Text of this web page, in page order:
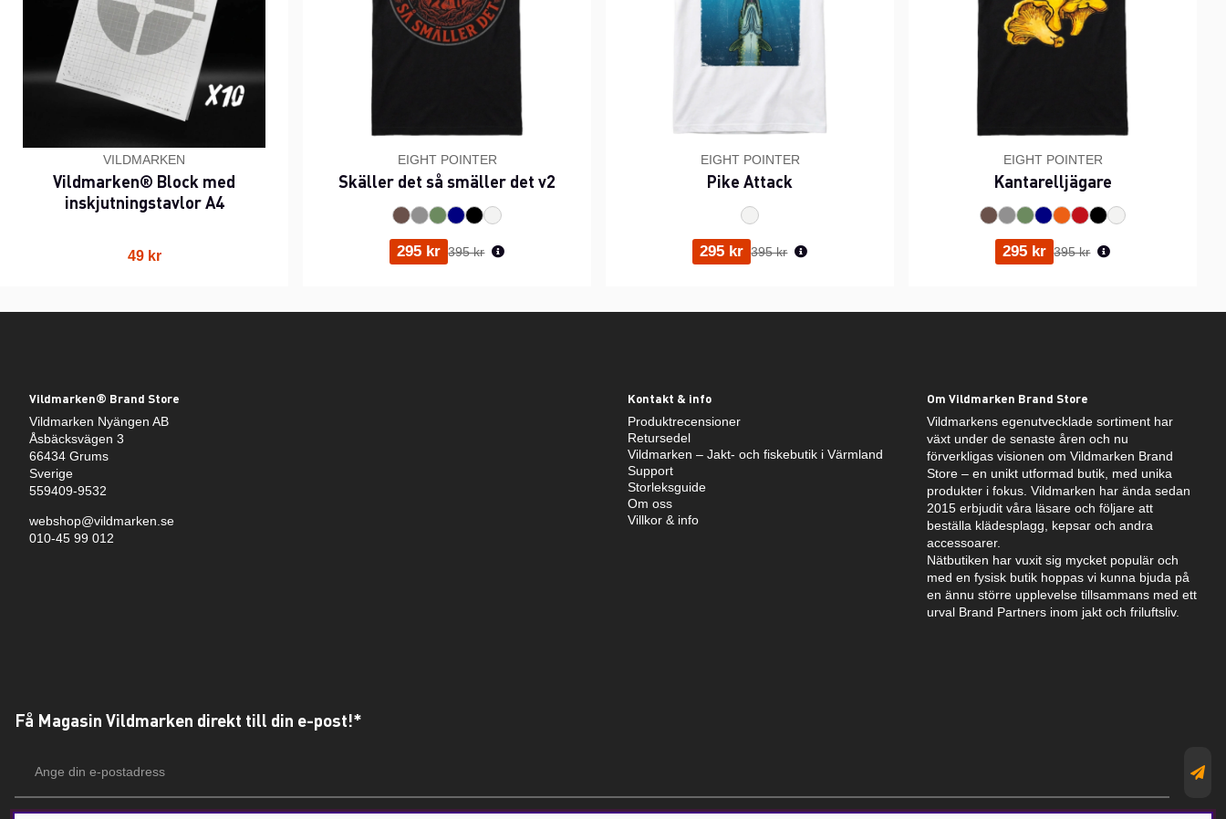
VILDMARKEN
Vildmarken® Block med
inskjutningstavlor A4
49 kr
EIGHT POINTER
Skäller det så smäller det v2
295 kr Ordinarie pris:
395 kr
EIGHT POINTER
Pike Attack
295 kr Ordinarie pris:
395 kr
EIGHT POINTER
Kantarelljägare
295 kr Ordinarie pris:
395 kr
Vildmarken® Brand Store
Vildmarken Nyängen AB
Åsbäcksvägen 3
66434 Grums
Sverige
559409-9532
webshop@vildmarken.se
010-45 99 012
Kontakt & info
Produktrecensioner
Retursedel
Vildmarken – Jakt- och fiskebutik i Värmland
Support
Storleksguide
Om oss
Villkor & info
Om Vildmarken Brand Store
Vildmarkens egenutvecklade sortiment har
växt under de senaste åren och nu
förverkligas visionen om Vildmarken Brand
Store – en unikt utformad butik, med unika
produkter i fokus. Vildmarken har ända sedan
2015 erbjudit våra läsare och följare att
beställa klädesplagg, kepsar och andra
accessoarer.
Nätbutiken har vuxit sig mycket populär och
med en fysisk butik hoppas vi kunna bjuda på
en ännu större upplevelse tillsammans med ett
urval Brand Partners inom jakt och friluftsliv.
Få Magasin Vildmarken direkt till din e-post!*
postadress